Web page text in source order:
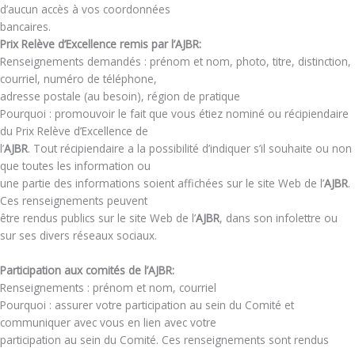
d’aucun accès à vos coordonnées
bancaires.
Prix Relève d’Excellence remis par l’AJBR:
Renseignements demandés : prénom et nom, photo, titre, distinction,
courriel, numéro de téléphone,
adresse postale (au besoin), région de pratique
Pourquoi : promouvoir le fait que vous étiez nominé ou récipiendaire
du Prix Relève d’Excellence de
l’AJBR. Tout récipiendaire a la possibilité d’indiquer s’il souhaite ou non
que toutes les information ou
une partie des informations soient affichées sur le site Web de l’AJBR.
Ces renseignements peuvent
être rendus publics sur le site Web de l’AJBR, dans son infolettre ou
sur ses divers réseaux sociaux.
Participation aux comités de l’AJBR:
Renseignements : prénom et nom, courriel
Pourquoi : assurer votre participation au sein du Comité et
communiquer avec vous en lien avec votre
participation au sein du Comité. Ces renseignements sont rendus